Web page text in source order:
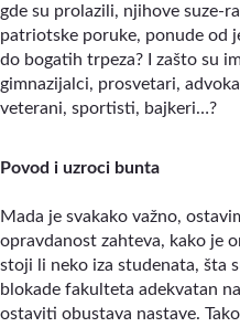
gde su prolazili, njihove suze-
patriotske poruke, ponude od
do bogatih trpeza? I zašto su
gimnazijalci, prosvetari,
veterani, sportisti, bajkeri…?
Povod i uzroci bunta
Mada je svakako važno,
opravdanost zahteva, kako je
stoji li neko iza studenata, šta
blokade fakulteta adekvatan
ostaviti obustava nastave.